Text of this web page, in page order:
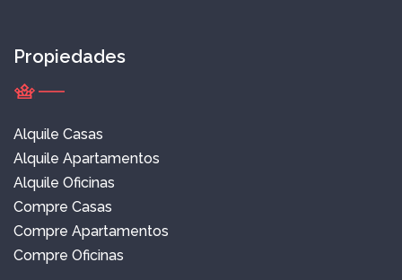
Propiedades
Alquile Casas
Alquile Apartamentos
Alquile Oficinas
Compre Casas
Compre Apartamentos
Compre Oficinas